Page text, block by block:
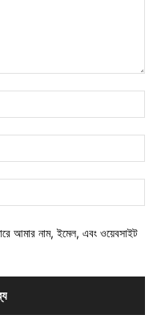
আমার নাম, ইমেল, এবং ওয়েবসাইট